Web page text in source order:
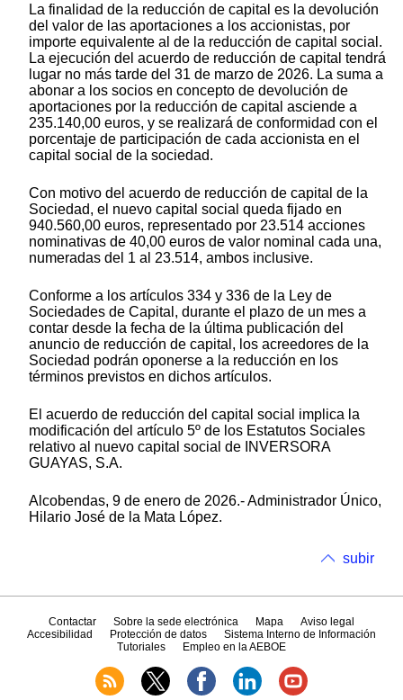
La finalidad de la reducción de capital es la devolución
del valor de las aportaciones a los accionistas, por
importe equivalente al de la reducción de capital social.
La ejecución del acuerdo de reducción de capital tendrá
lugar no más tarde del 31 de marzo de 2026. La suma a
abonar a los socios en concepto de devolución de
aportaciones por la reducción de capital asciende a
235.140,00 euros, y se realizará de conformidad con el
porcentaje de participación de cada accionista en el
capital social de la sociedad.
Con motivo del acuerdo de reducción de capital de la
Sociedad, el nuevo capital social queda fijado en
940.560,00 euros, representado por 23.514 acciones
nominativas de 40,00 euros de valor nominal cada una,
numeradas del 1 al 23.514, ambos inclusive.
Conforme a los artículos 334 y 336 de la Ley de
Sociedades de Capital, durante el plazo de un mes a
contar desde la fecha de la última publicación del
anuncio de reducción de capital, los acreedores de la
Sociedad podrán oponerse a la reducción en los
términos previstos en dichos artículos.
El acuerdo de reducción del capital social implica la
modificación del artículo 5º de los Estatutos Sociales
relativo al nuevo capital social de INVERSORA
GUAYAS, S.A.
Alcobendas, 9 de enero de 2026.- Administrador Único,
Hilario José de la Mata López.
subir
Contactar Sobre la sede electrónica Mapa
Aviso legal
Accesibilidad
Protección de datos
Sistema Interno de Información
Tutoriales
Empleo en la AEBOE